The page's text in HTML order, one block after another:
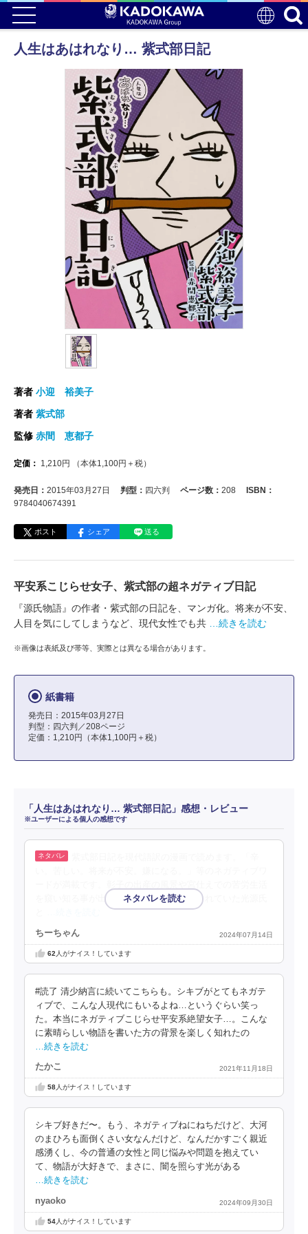
人生はあはれなり… 紫式部日記
著者 小迎 裕美子
著者 紫式部
監修 赤間 恵都子
定価： 1,210円 （本体1,100円＋税）
発売日： 2015年03月27日 判型： 四六判 ページ数： 208
ISBN：
9784040674391
ポスト シェア 送る
平安系こじらせ女子、紫式部の超ネガティブ日記
『源氏物語』の作者・紫式部の日記を、マンガ化。将来が不安、
人目を気にしてしまうなど、現代女性でも共
…続きを読む
※画像は表紙及び帯等、実際とは異なる場合があります。
紙書籍
発売日：2015年03月27日
判型：四六判／208ページ
定価：1,210円（本体1,100円＋税）
「人生はあはれなり… 紫式部日記」感想・レビュー
※ユーザーによる個人の感想です
を窺い知る事が出来ました。途中で収録されていた光源氏
ちーちゃん 2024年07月14日
62 人がナイス！しています
#読了 清少納言に続いてこちらも。シキブがとてもネガテ
ィブで、こんな人現代にもいるよね…というぐらい笑っ
た。本当にネガティブこじらせ平安系絶望女子…。こんな
に素晴らしい物語を書いた方の背景を楽しく知れたの
…続きを読む
たかこ 2021年11月18日
58人がナイス！しています
シキブ好きだ〜。もう、ネガティブねにねちだけど、大河
のまひろも面倒くさい女なんだけど、なんだかすごく親近
感湧くし、今の普通の女性と同じ悩みや問題を抱えてい
て、物語が大好きで、まさに、闇を照らす光がある
…続きを読む
nyaoko 2024年09月30日
54人がナイス！しています